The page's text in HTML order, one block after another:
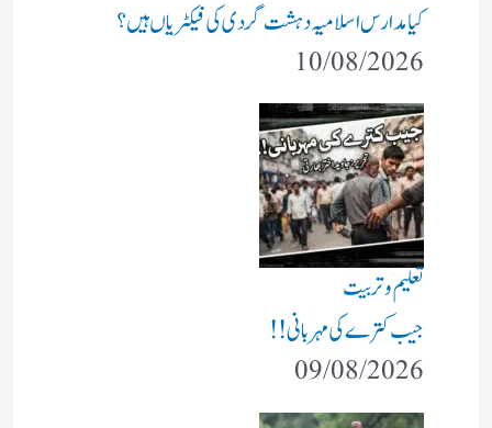
کیا مدارس اسلامیہ دہشت گردی کی فیکٹریاں ہیں؟
10/08/2026
تعلیم و تربیت
جیب کترے کی مہربانی !!
09/08/2026